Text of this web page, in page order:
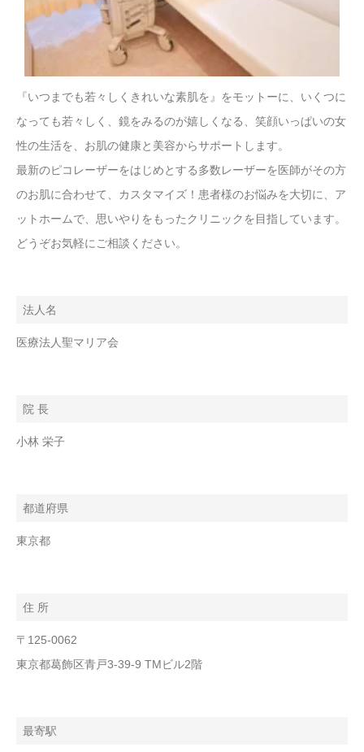
『いつまでも若々しくきれいな素肌を』をモットーに、いくつに
なっても若々しく、鏡をみるのが嬉しくなる、笑顔いっぱいの女
性の生活を、お肌の健康と美容からサポートします。
最新のピコレーザーをはじめとする多数レーザーを医師がその方
のお肌に合わせて、カスタマイズ！患者様のお悩みを大切に、ア
ットホームで、思いやりをもったクリニックを目指しています。
どうぞお気軽にご相談ください。
法人名
医療法人聖マリア会
院 長
小林 栄子
都道府県
東京都
住 所
〒125-0062
東京都葛飾区青戸3-39-9 TMビル2階
最寄駅